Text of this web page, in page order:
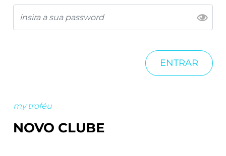
ENTRAR
my troféu
NOVO CLUBE